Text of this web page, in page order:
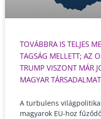
TOVÁBBRA IS TELJES
TAGSÁG MELLETT; AZ
TRUMP VISZONT MÁR
MAGYAR TÁRSADALMAT
A turbulens
magyarok EU-hoz